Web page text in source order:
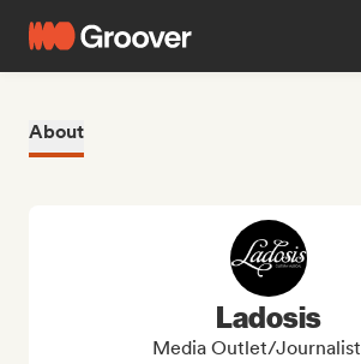
About
Ladosis
Media Outlet/Journalist